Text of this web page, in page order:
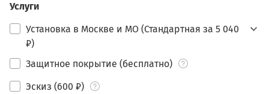
Услуги
Установка в Москве и МО (Стандартная за 5 040
₽)
Защитное покрытие (бесплатно)
Эскиз (600 ₽)